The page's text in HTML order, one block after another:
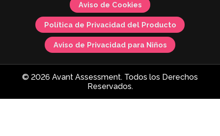
Aviso de Cookies
Política de Privacidad del Producto
Aviso de Privacidad para Niños
© 2026 Avant Assessment. Todos los Derechos
Reservados.